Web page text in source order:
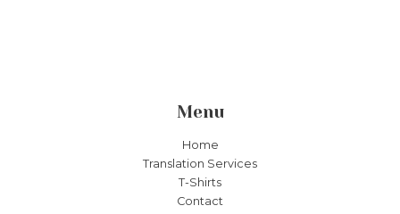
Menu
Home
Translation Services
T-Shirts
Contact